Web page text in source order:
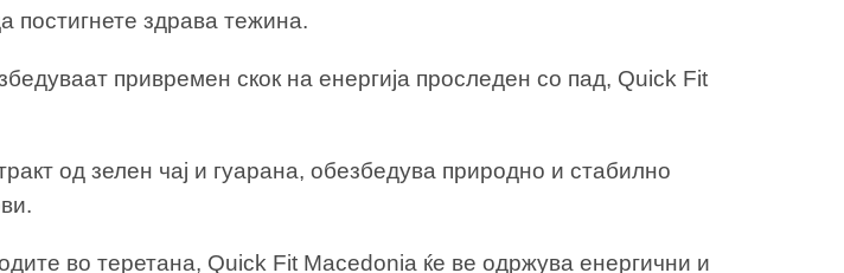
постигнете здрава тежина.
привремен скок на енергија проследен со пад, Quick Fit
од зелен чај и гуарана, обезбедува природно и стабилно
во теретана, Quick Fit Macedonia ќе ве одржува енергични и